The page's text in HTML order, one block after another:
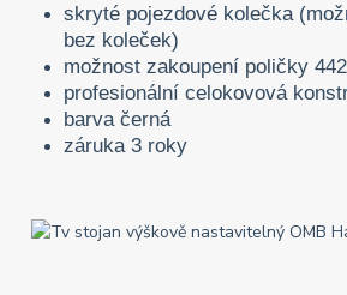
skryté pojezdové kolečka
bez koleček)
možnost zakoupení poličky
profesionální celokovová
barva černá
záruka 3 roky